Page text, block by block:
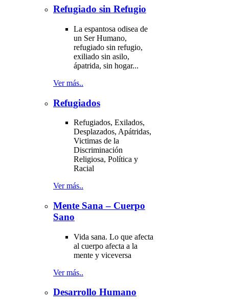
Refugiado sin Refugio
La espantosa odisea de
un Ser Humano,
refugiado sin refugio,
exiliado sin asilo,
ápatrida, sin hogar...
Ver más..
Refugiados
Refugiados, Exilados,
Desplazados, Apátridas,
Victimas de la
Discriminación
Religiosa, Política y
Racial
Ver más..
Mente Sana – Cuerpo
Sano
Vida sana. Lo que afecta
al cuerpo afecta a la
mente y viceversa
Ver más..
Desarrollo Humano